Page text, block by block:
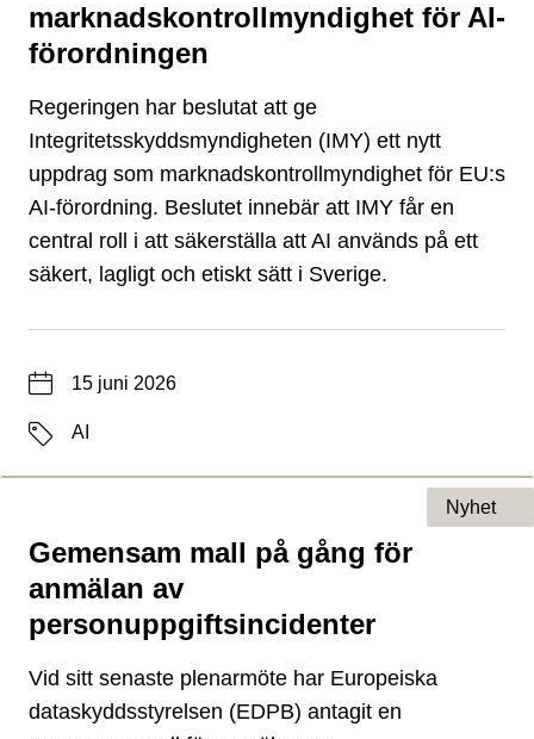
marknadskontrollmyndighet för AI-
förordningen
Regeringen har beslutat att ge
Integritetsskyddsmyndigheten (IMY) ett nytt
uppdrag som marknadskontrollmyndighet för EU:s
AI-förordning. Beslutet innebär att IMY får en
central roll i att säkerställa att AI används på ett
säkert, lagligt och etiskt sätt i Sverige.
Datum15 juni 2026
Etiketter
AI
Gemensam mall på gång för
anmälan av
personuppgiftsincidenter
Typ av sida
Nyhet
Vid sitt senaste plenarmöte har Europeiska
dataskyddsstyrelsen (EDPB) antagit en